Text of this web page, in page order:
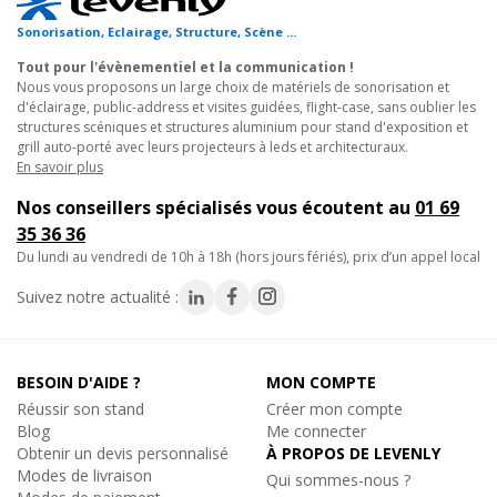
pour des événements temporaires : festivals, salons
professionnels, des scènes modulables ou stand d'exposition.
3. Mise en place de protections sur desestrades
salles de conférence, des centres de formation ou des
auditoriums.
- Engagement pièces détachées : 5 ans
Contestage
PLTS-GC2, Fixation de garde corps à barreaux pour
angle
169€
Réf. 14947
Sonorisation, Eclairage, Structure, Scène ...
Tout pour l'évènementiel et la communication !
Nous vous proposons un large choix de matériels de sonorisation et
d'éclairage, public-address et visites guidées, flight-case, sans oublier les
structures scéniques et structures aluminium pour stand d'exposition et
grill auto-porté avec leurs projecteurs à leds et architecturaux.
En savoir plus
Nos conseillers spécialisés vous écoutent au 01 69
35 36 36
du lundi au vendredi de 10h à 18h (hors jours fériés), prix d’un appel local
Suivez notre actualité :
BESOIN D'AIDE ?
Réussir son stand
Blog
Obtenir un devis personnalisé
Modes de livraison
MON COMPTE
Créer mon compte
Me connecter
À PROPOS DE LEVENLY
Qui sommes-nous ?